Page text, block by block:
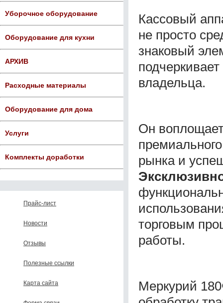
Уборочное оборудование
Оборудование для кухни
АРХИВ
Расходные материалы
Оборудование для дома
Услуги
Комплекты доработки
Прайс-лист
Новости
Отзывы
Полезные ссылки
Карта сайта
Кассовый
не просто
знаковый
владельца.
Он
рынка и
торговым
работы.
Меркурий